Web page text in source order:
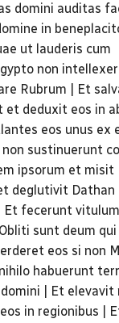
domini auditas
in
ut lauderis cum
non
Rubrum | Et
deduxit eos in
eos unus ex
sustinuerunt
ipsorum et misit
deglutivit Dathan
Et fecerunt
sunt deum qui
eos si non
habuerunt
| Et elevavit
in regionibus |